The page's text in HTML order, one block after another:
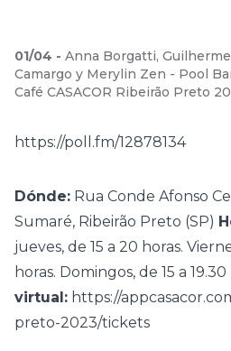
01/04 - Anna Borgatti,
Camargo y Merylin Zen - Pool
Café CASACOR Ribeirão Preto
https://poll.fm/12878134
Dónde: Rua Conde Afonso
Sumaré, Ribeirão Preto (SP)
jueves, de 15 a 20 horas.
horas. Domingos, de 15 a 19.30
virtual: https://
preto-2023/tickets